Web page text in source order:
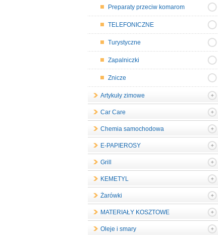
Preparaty przeciw komarom
TELEFONICZNE
Turystyczne
Zapalniczki
Znicze
Artykuły zimowe
Car Care
Chemia samochodowa
E-PAPIEROSY
Grill
KEMETYL
Żarówki
MATERIAŁY KOSZTOWE
Oleje i smary